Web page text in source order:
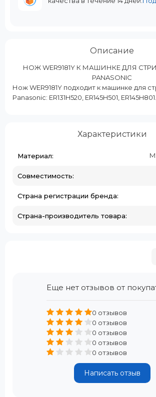
Описание
НОЖ WER9181Y К МАШИНКЕ ДЛЯ
PANASONIC
Нож WER9181Y подходит к машинке для
Panasonic: ER131H520, ER145H501, ER145H801.
Характеристики
Материал:
Совместимость:
Страна регистрации бренда:
Страна-производитель товара:
Еще нет отзывов от
0 отзывов
0 отзывов
0 отзывов
0 отзывов
0 отзывов
Написать отзыв